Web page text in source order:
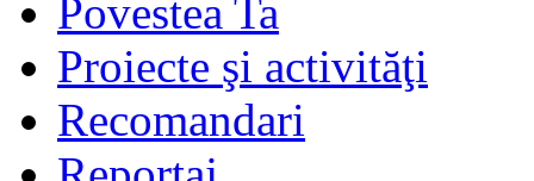
Povestea Ta
Proiecte şi activităţi
Recomandari